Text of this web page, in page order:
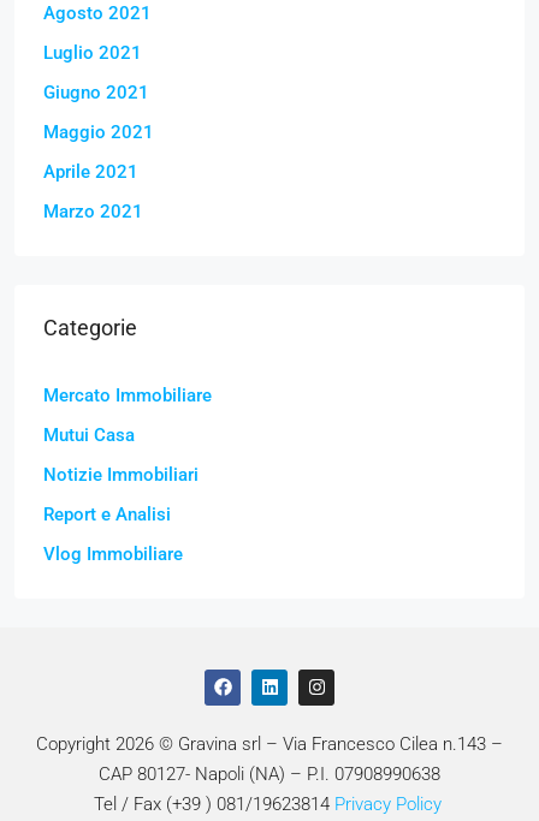
Agosto 2021
Luglio 2021
Giugno 2021
Maggio 2021
Aprile 2021
Marzo 2021
Categorie
Mercato Immobiliare
Mutui Casa
Notizie Immobiliari
Report e Analisi
Vlog Immobiliare
Copyright 2026 © Gravina srl – Via Francesco Cilea n.143 –
CAP 80127- Napoli (NA) – P.I. 07908990638
Tel / Fax (+39 ) 081/19623814 Privacy Policy